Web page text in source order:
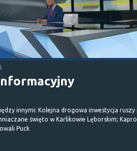
innymi: Kolejna drogowa inwestycja ruszy
święto w Karlikowie Lęborskim;
Puck